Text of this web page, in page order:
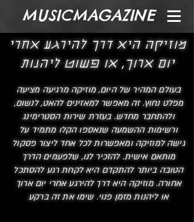
MUSICMAGAZINE
מוזיקה היא דרך להירגע אחרי
יום ארוך, או פשוט ליהנות
בעולם המהיר של היום, מוזיקה מרגיעה מציעה
מפלט נחוץ. זה מאפשר למאזינים להאט, לנשום,
ולהתחבר מחדש. בעזרת שירות הסטרימינג
ורשימות ההשמעה שנאספו הקלו מתמיד על
גישה למוזיקה ומאפשרות לכל אחד ליצור פסקול
מותאם אישית. להזכיר לנו, שלפעמים הדרך
הטובה ביותר להתקדם היא לקחת רגע להסתכל
אחורה. מוזיקה היא דרך להירגע אחרי יום ארוך
או ליהנות מזמן פנוי. שימו את זה ברקע